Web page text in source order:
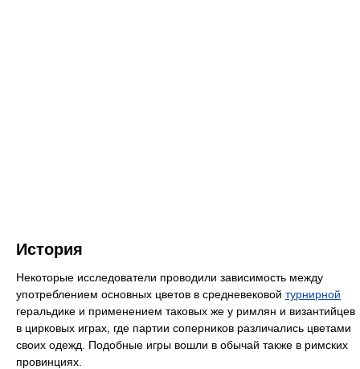
История
Некоторые исследователи проводили зависимость между
употреблением основных цветов в средневековой турнирной
геральдике и применением таковых же у римлян и византийцев
в цирковых играх, где партии соперников различались цветами
своих одежд. Подобные игры вошли в обычай также в римских
провинциях.